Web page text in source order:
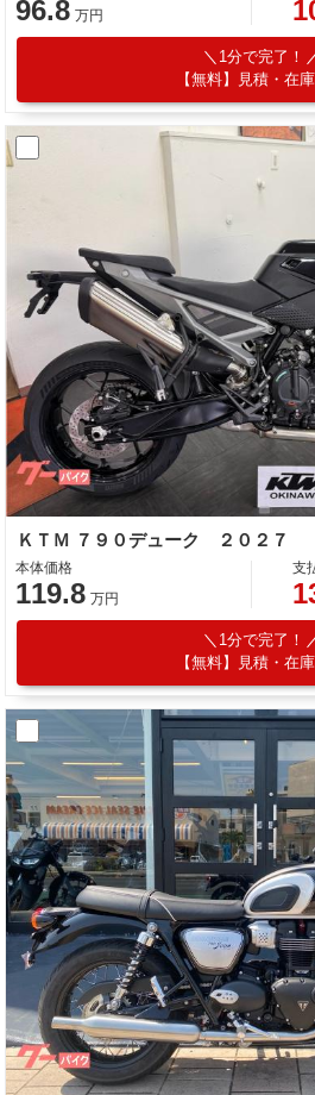
96.8 万円
1分で完了！
【無料】見積・在
ＫＴＭ ７９０デューク ２０２７
本体価格
119.8 万円
支
1分で完了！
【無料】見積・在